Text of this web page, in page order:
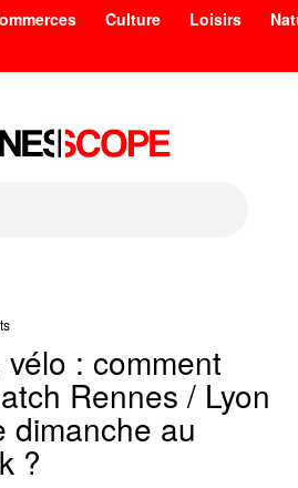
Culture Loisirs
: comment
Rennes / Lyon
dimanche au
?